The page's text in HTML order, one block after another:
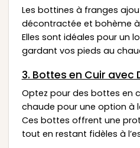
Les bottines à franges
décontractée et bohème
Elles sont idéales pour un
gardant vos pieds au
3. Bottes en Cuir avec
Optez pour des bottes en
chaude pour une option à
Ces bottes offrent une
tout en restant fidèles à